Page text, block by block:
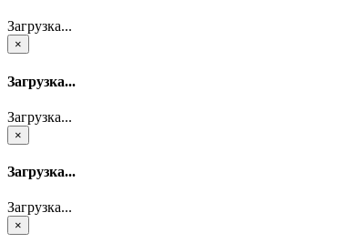
Загрузка...
×
Загрузка...
Загрузка...
×
Загрузка...
Загрузка...
×